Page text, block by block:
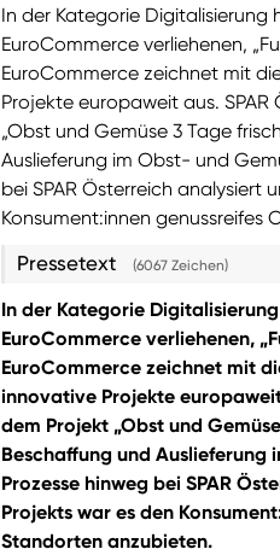
In der Kategorie Digitalisierung
EuroCommerce verliehenen,
EuroCommerce zeichnet mit
Projekte europaweit aus.
„Obst und Gemüse 3 Tage
Auslieferung im Obst- und
bei SPAR Österreich analysiert
Konsument:innen
Pressetext (6067 Zeichen)
In der Kategorie
EuroCommerce verliehenen,
EuroCommerce zeichnet mit
innovative Projekte
dem Projekt „Obst und
Beschaffung und Auslieferung
Prozesse hinweg bei SPAR
Projekts war es den
Standorten anzubieten.